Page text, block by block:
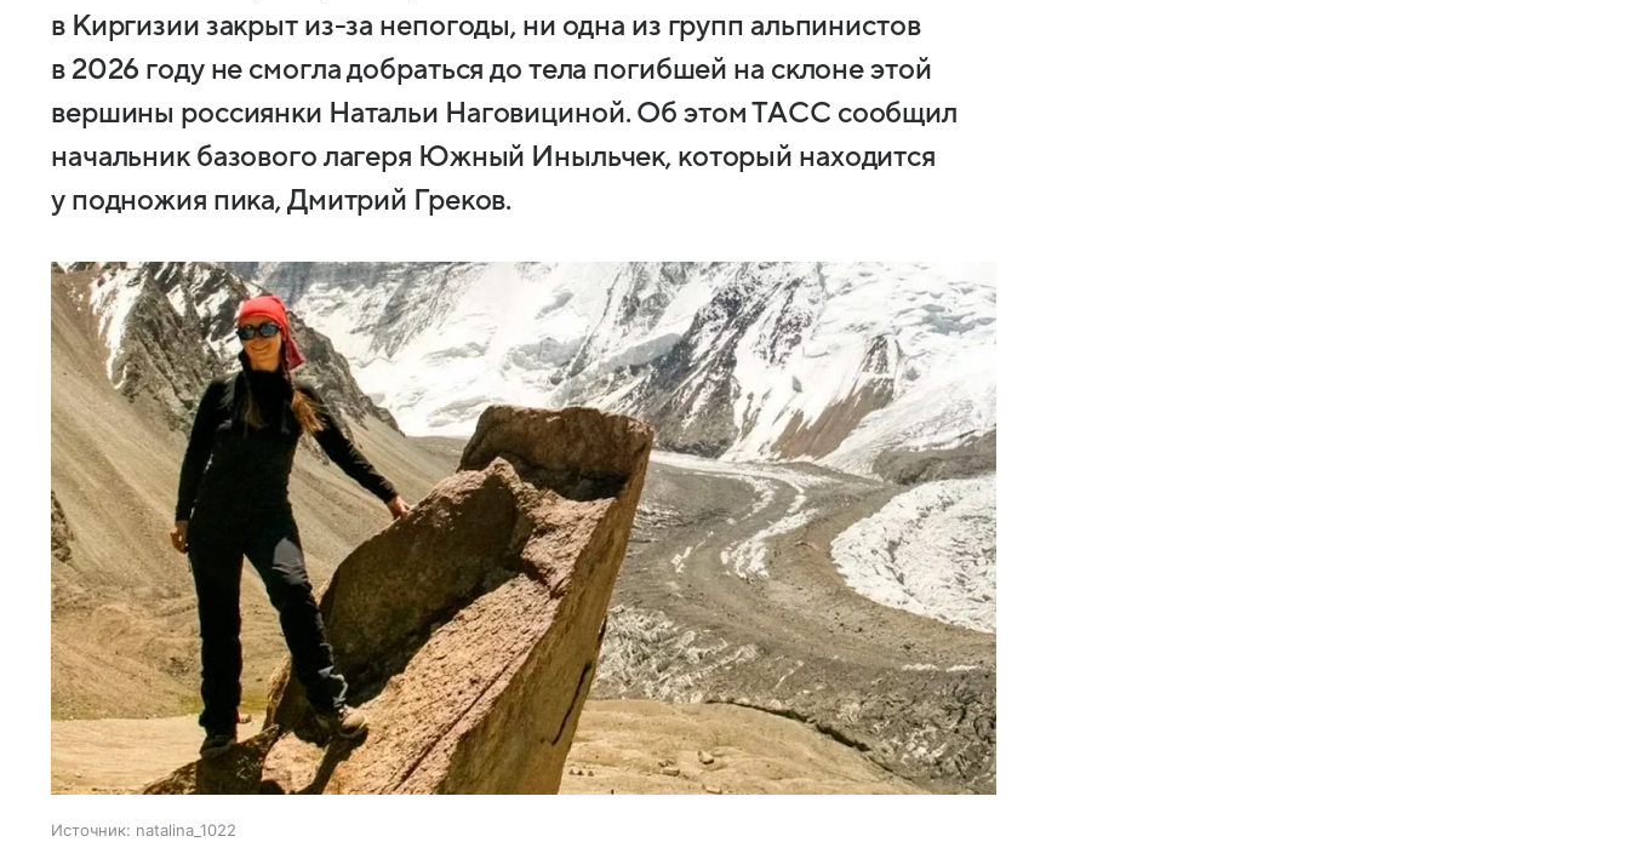
в Киргизии закрыт из-за непогоды, ни одна из групп альпинистов
в 2026 году не смогла добраться до тела погибшей на склоне этой
вершины россиянки Натальи Наговициной. Об этом ТАСС сообщил
начальник базового лагеря Южный Иныльчек, который находится
у подножия пика, Дмитрий Греков.
Источник: natalina_1022